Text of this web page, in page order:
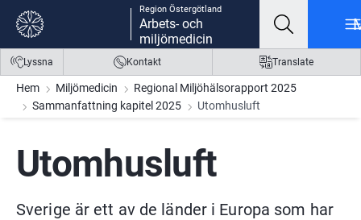
Gå till innehåll
Gå till meny
Gå till sidfot
Region Östergötland
Arbets- och
miljömedicin
Lyssna Kontakt Translate
Hem Miljömedicin
Regional Miljöhälsorapport 2025
Sammanfattning kapitel 2025
Utomhusluft
Utomhusluft
Sverige är ett av de länder i Europa som har